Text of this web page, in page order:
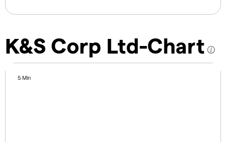
K&S Corp Ltd-Chart
5 Min